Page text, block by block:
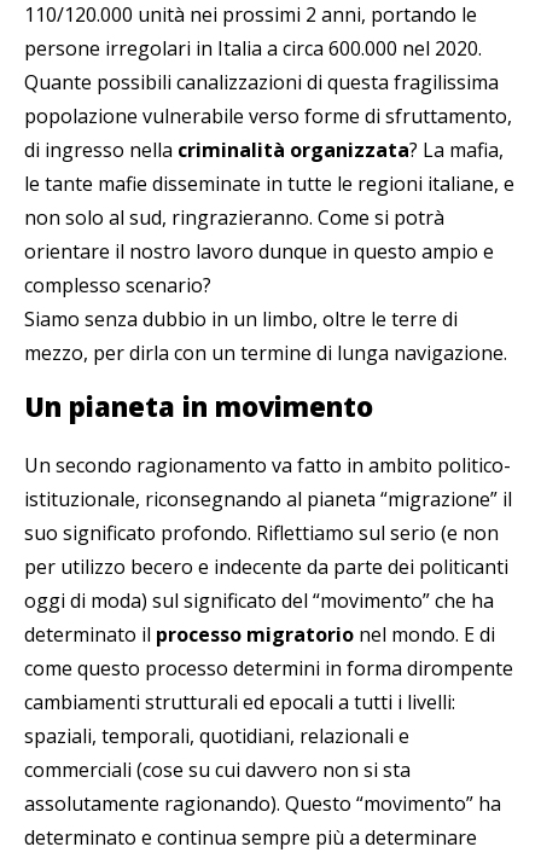
110/120.000 unità nei prossimi 2 anni, portando le
persone irregolari in Italia a circa 600.000 nel 2020.
Quante possibili canalizzazioni di questa fragilissima
popolazione vulnerabile verso forme di sfruttamento,
di ingresso nella criminalità organizzata? La mafia,
le tante mafie disseminate in tutte le regioni italiane, e
non solo al sud, ringrazieranno. Come si potrà
orientare il nostro lavoro dunque in questo ampio e
complesso scenario?
Siamo senza dubbio in un limbo, oltre le terre di
mezzo, per dirla con un termine di lunga navigazione.
Un pianeta in movimento
Un secondo ragionamento va fatto in ambito politico-
istituzionale, riconsegnando al pianeta “migrazione” il
suo significato profondo. Riflettiamo sul serio (e non
per utilizzo becero e indecente da parte dei politicanti
oggi di moda) sul significato del “movimento” che ha
determinato il processo migratorio nel mondo. E di
come questo processo determini in forma dirompente
cambiamenti strutturali ed epocali a tutti i livelli:
spaziali, temporali, quotidiani, relazionali e
commerciali (cose su cui davvero non si sta
assolutamente ragionando). Questo “movimento” ha
determinato e continua sempre più a determinare